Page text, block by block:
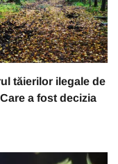
tăierilor ilegale de
a fost decizia